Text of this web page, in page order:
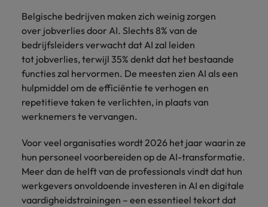
Belgische bedrijven maken zich weinig zorgen
over jobverlies door AI. Slechts 8% van de
bedrijfsleiders verwacht dat AI zal leiden
tot jobverlies, terwijl 35% denkt dat het bestaande
functies zal hervormen. De meesten zien AI als een
hulpmiddel om de efficiëntie te verhogen en
repetitieve taken te verlichten, in plaats van
werknemers te vervangen.
Voor veel organisaties wordt 2026 het jaar waarin ze
hun personeel voorbereiden op de AI-transformatie.
Meer dan de helft van de professionals vindt dat hun
werkgevers onvoldoende investeren in AI en digitale
vaardigheidstrainingen – een essentieel tekort dat